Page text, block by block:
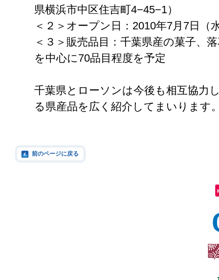
県横浜市中区住吉町4−45−1）
＜２＞オープン日：2010年7月7日（
＜３＞販売品目：千葉県産の菓子、
を中心に70品目程度を予定
千葉県とローソンは今後も相互協力
る県産品を広く紹介してまいります
前のページに戻る